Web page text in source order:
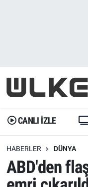
CANLI İZLE
HABERLER DÜNYA
ABD'den
Gündem
Dünya
Erişim Bilgileri
Gündem
Trend
Erişim Bilgileri
İstanbul
Trafik Durumu
Erişim Bilgileri